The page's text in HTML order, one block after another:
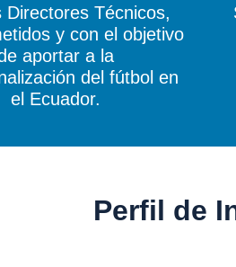
Directores Técnicos,
y con el objetivo
aportar a la
del fútbol en
el Ecuador.
Perfil de